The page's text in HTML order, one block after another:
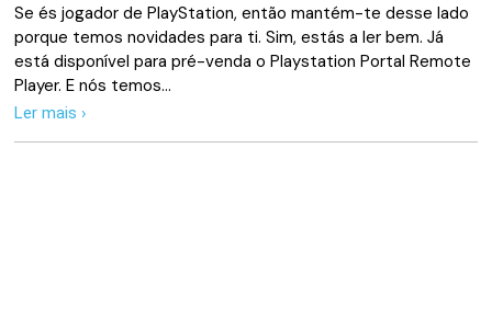
Se és jogador de PlayStation, então mantém-te desse lado
porque temos novidades para ti. Sim, estás a ler bem. Já
está disponível para pré-venda o Playstation Portal Remote
Player. E nós temos…
Ler mais ›